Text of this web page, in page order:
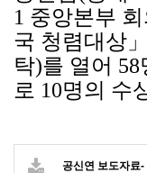
1 중앙본부
국 청렴대상 」
탁)를 열어 58
로 10명의 수
공신연 보도자료